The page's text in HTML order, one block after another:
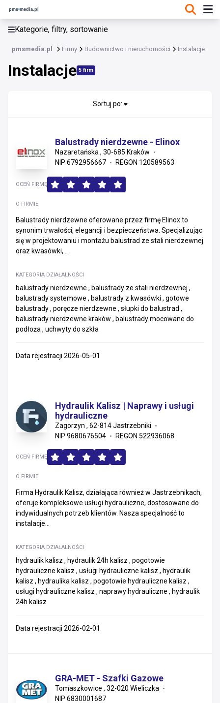
Kategorie, filtry, sortowanie
pmsmedia.pl Firmy Budownictwo i nieruchomości Instalacje
Instalacje 5 firm
Budownictwo i nieruchomości
Materiały konstrukcyjne i instalacyjne
Usługi wykonawcze i remonty
Nieruchomości i zarządzanie
Materiały wykończeniowe i sanitarne
Instalacje
Sortuj po:
Balustrady nierdzewne - Elinox
Nazaretańska , 30-685 Kraków
NIP 6792956667
REGON 120589563
O FIRMIE
Balustrady nierdzewne oferowane przez firmę Elinox to
synonim trwałości, elegancji i bezpieczeństwa. Specjalizując
się w projektowaniu i montażu balustrad ze stali nierdzewnej
oraz kwasówki,...
KATEGORIA DZIAŁALNOŚCI
balustrady nierdzewne , balustrady ze stali nierdzewnej ,
balustrady systemowe , balustrady z kwasówki , gotowe
balustrady , poręcze nierdzewne , słupki do balustrad ,
balustrady nierdzewne kraków , balustrady mocowane do
podłoża , uchwyty do szkła
OCEŃ FIRMĘ
Data rejestracji 2026-05-01
Hydraulik Kalisz | Naprawy i usługi
hydrauliczne
Zagorzyn , 62-814 Jastrzebniki
NIP 9680676504
REGON 522936068
O FIRMIE
Firma Hydraulik Kalisz, działająca również w Jastrzebnikach,
oferuje kompleksowe usługi hydrauliczne, dostosowane do
indywidualnych potrzeb klientów. Nasza specjalność to
instalacje...
KATEGORIA DZIAŁALNOŚCI
hydraulik kalisz , hydraulik 24h kalisz , pogotowie
hydrauliczne kalisz , usługi hydrauliczne kalisz , hydraulik
kalisz , hydraulika kalisz , pogotowie hydrauliczne kalisz ,
usługi hydrauliczne kalisz , naprawy hydrauliczne , hydraulik
24h kalisz
OCEŃ FIRMĘ
Data rejestracji 2026-02-01
GRA-MET - Szafki Gazowe
Tomaszkowice , 32-020 Wieliczka
NIP 6830001687